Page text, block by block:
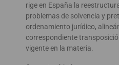
rige en España la
problemas de solvencia y
ordenamiento jurídico,
correspondiente
vigente en la materia.